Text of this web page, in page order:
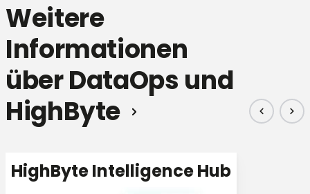
Weitere
Informationen
über DataOps und
HighByte
HighByte Intelligence Hub